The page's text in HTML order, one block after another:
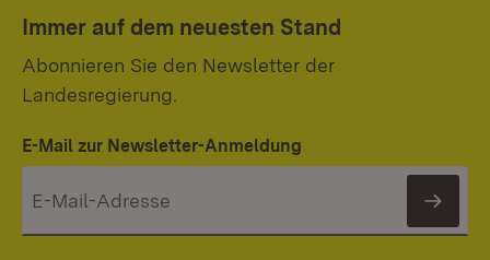
Immer auf dem neuesten Stand
Abonnieren Sie den Newsletter der
Landesregierung.
E-Mail zur Newsletter-Anmeldung